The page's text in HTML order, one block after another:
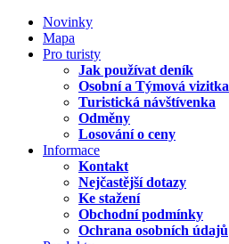
Novinky
Mapa
Pro turisty
Jak používat deník
Osobní a Týmová vizitka
Turistická návštívenka
Odměny
Losování o ceny
Informace
Kontakt
Nejčastější dotazy
Ke stažení
Obchodní podmínky
Ochrana osobních údajů